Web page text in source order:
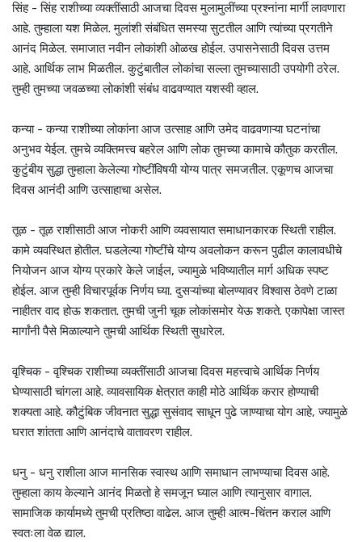
सिंह - सिंह राशीच्या व्यक्तींसाठी आजचा दिवस मुलामुलींच्या प्रश्नांना मार्गी लावणारा
आहे. तुम्हाला यश मिळेल. मुलांशी संबंधित समस्या सुटतील आणि त्यांच्या प्रगतीने
आनंद मिळेल. समाजात नवीन लोकांशी ओळख होईल. उपासनेसाठी दिवस उत्तम
आहे. आर्थिक लाभ मिळतील. कुटुंबातील लोकांचा सल्ला तुमच्यासाठी उपयोगी ठरेल.
तुम्ही तुमच्या जवळच्या लोकांशी संबंध वाढवण्यात यशस्वी व्हाल.
कन्या - कन्या राशीच्या लोकांना आज उत्साह आणि उमेद वाढवणाऱ्या घटनांचा
अनुभव येईल. तुमचे व्यक्तिमत्त्व बहरेल आणि लोक तुमच्या कामाचे कौतुक करतील.
कुटुंबीय सुद्धा तुम्हाला केलेल्या गोष्टींविषयी योग्य पात्र समजतील. एकूणच आजचा
दिवस आनंदी आणि उत्साहाचा असेल.
तूळ - तूळ राशीसाठी आज नोकरी आणि व्यवसायात समाधानकारक स्थिती राहील.
कामे व्यवस्थित होतील. घडलेल्या गोष्टींचे योग्य अवलोकन करून पुढील कालावधीचे
नियोजन आज योग्य प्रकारे केले जाईल, ज्यामुळे भविष्यातील मार्ग अधिक स्पष्ट
होईल. आज तुम्ही विचारपूर्वक निर्णय घ्या. दुसऱ्यांच्या बोलण्यावर विश्वास ठेवणे टाळा
नाहीतर वाद होऊ शकतात. तुमची जुनी चूक लोकांसमोर येऊ शकते. एकापेक्षा जास्त
मार्गांनी पैसे मिळाल्याने तुमची आर्थिक स्थिती सुधारेल.
वृश्चिक - वृश्चिक राशीच्या व्यक्तींसाठी आजचा दिवस महत्त्वाचे आर्थिक निर्णय
घेण्यासाठी चांगला आहे. व्यावसायिक क्षेत्रात काही मोठे आर्थिक करार होण्याची
शक्यता आहे. कौटुंबिक जीवनात सुद्धा सुसंवाद साधून पुढे जाण्याचा योग आहे, ज्यामुळे
घरात शांतता आणि आनंदाचे वातावरण राहील.
धनु - धनु राशीला आज मानसिक स्वास्थ आणि समाधान लाभण्याचा दिवस आहे.
तुम्हाला काय केल्याने आनंद मिळतो हे समजून घ्याल आणि त्यानुसार वागाल.
सामाजिक कार्यामध्ये तुमची प्रतिष्ठा वाढेल. आज तुम्ही आत्म-चिंतन कराल आणि
स्वतःला वेळ द्याल.